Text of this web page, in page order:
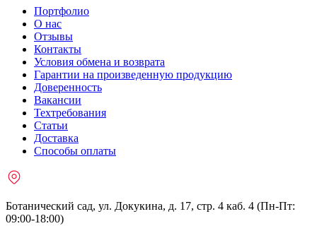
Портфолио
О нас
Отзывы
Контакты
Условия обмена и возврата
Гарантии на произведенную продукцию
Доверенность
Вакансии
Техтребования
Статьи
Доставка
Способы оплаты
Ботанический сад, ул. Докукина, д. 17, стр. 4 каб. 4 (Пн-Пт:
09:00-18:00)